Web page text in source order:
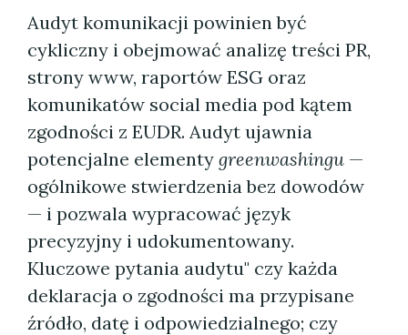
Audyt komunikacji powinien być
cykliczny i obejmować analizę treści PR,
strony www, raportów ESG oraz
komunikatów social media pod kątem
zgodności z EUDR. Audyt ujawnia
potencjalne elementy greenwashingu —
ogólnikowe stwierdzenia bez dowodów
— i pozwala wypracować język
precyzyjny i udokumentowany.
Kluczowe pytania audytu" czy każda
deklaracja o zgodności ma przypisane
źródło, datę i odpowiedzialnego; czy